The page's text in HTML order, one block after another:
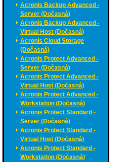
Acronis Backup Advanced -
Server (Dočasná)
Acronis Backup Advanced -
Virtual Host (Dočasná)
Acronis Cloud Storage
(Dočasná)
Acronis Protect Advanced -
Server (Dočasná)
Acronis Protect Advanced -
Virtual Host (Dočasná)
Acronis Protect Advanced -
Workstation (Dočasná)
Acronis Protect Standard -
Server (Dočasná)
Acronis Protect Standard -
Virtual Host (Dočasná)
Acronis Protect Standard -
Workstation (Dočasná)